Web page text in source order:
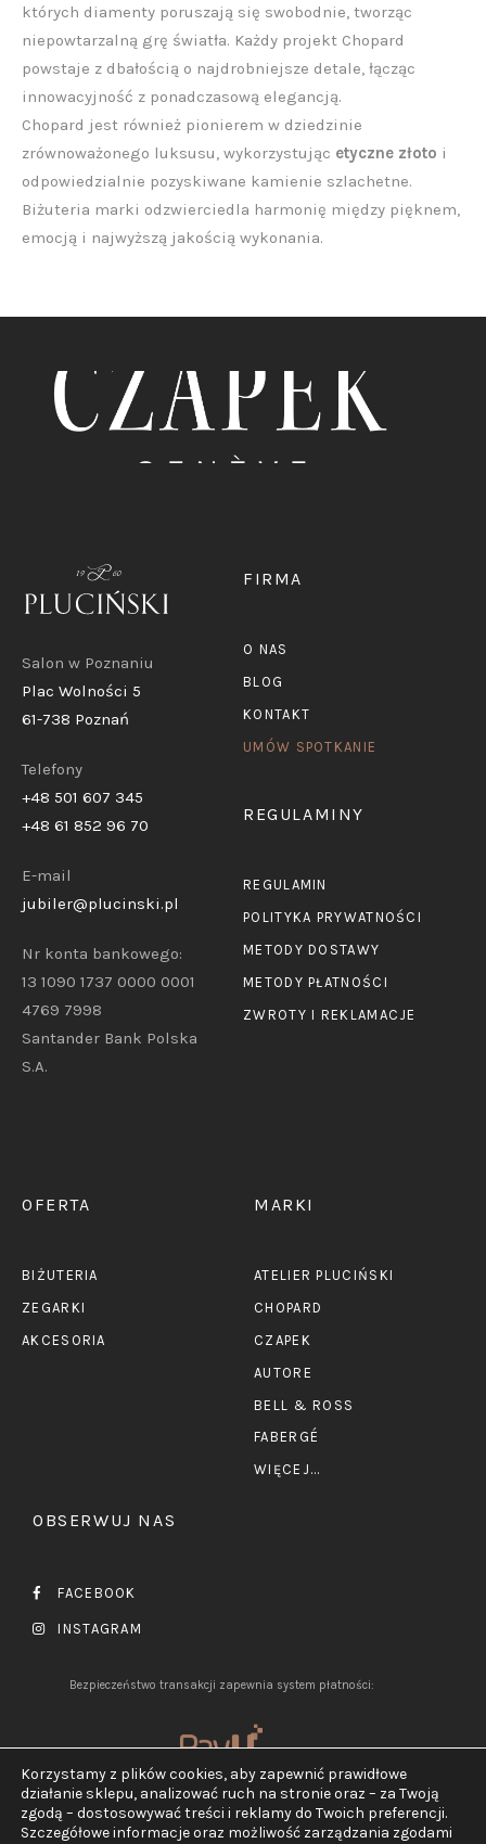
których diamenty poruszają się swobodnie, tworząc
niepowtarzalną grę światła. Każdy projekt Chopard
powstaje z dbałością o najdrobniejsze detale, łącząc
innowacyjność z ponadczasową elegancją.
Chopard jest również pionierem w dziedzinie
zrównoważonego luksusu, wykorzystując etyczne złoto i
odpowiedzialnie pozyskiwane kamienie szlachetne.
Biżuteria marki odzwierciedla harmonię między pięknem,
emocją i najwyższą jakością wykonania.
Salon w Poznaniu
Plac Wolności 5
61-738 Poznań
Telefony
+48 501 607 345
+48 61 852 96 70
E-mail
jubiler@plucinski.pl
Nr konta bankowego:
13 1090 1737 0000 0001
4769 7998
Santander Bank Polska
S.A.
FIRMA
O NAS
BLOG
KONTAKT
UMÓW SPOTKANIE
REGULAMINY
REGULAMIN
POLITYKA PRYWATNOŚCI
METODY DOSTAWY
METODY PŁATNOŚCI
ZWROTY I REKLAMACJE
OFERTA
BIŻUTERIA
ZEGARKI
AKCESORIA
MARKI
ATELIER PLUCIŃSKI
CHOPARD
CZAPEK
AUTORE
BELL & ROSS
FABERGÉ
WIĘCEJ...
OBSERWUJ NAS
FACEBOOK
INSTAGRAM
Bezpieczeństwo transakcji zapewnia system płatności:
2026 ©Jubiler Pluciński.
Korzystamy z plików cookies, aby zapewnić prawidłowe
działanie sklepu, analizować ruch na stronie oraz – za Twoją
zgodą – dostosowywać treści i reklamy do Twoich preferencji.
Szczegółowe informacje oraz możliwość zarządzania zgodami